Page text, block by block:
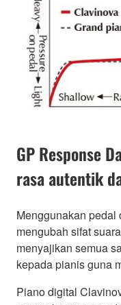
GP Response
rasa autentik
Menggunakan pedal
mengubah sifat
menyajikan semua
kepada pianis guna
Piano digital